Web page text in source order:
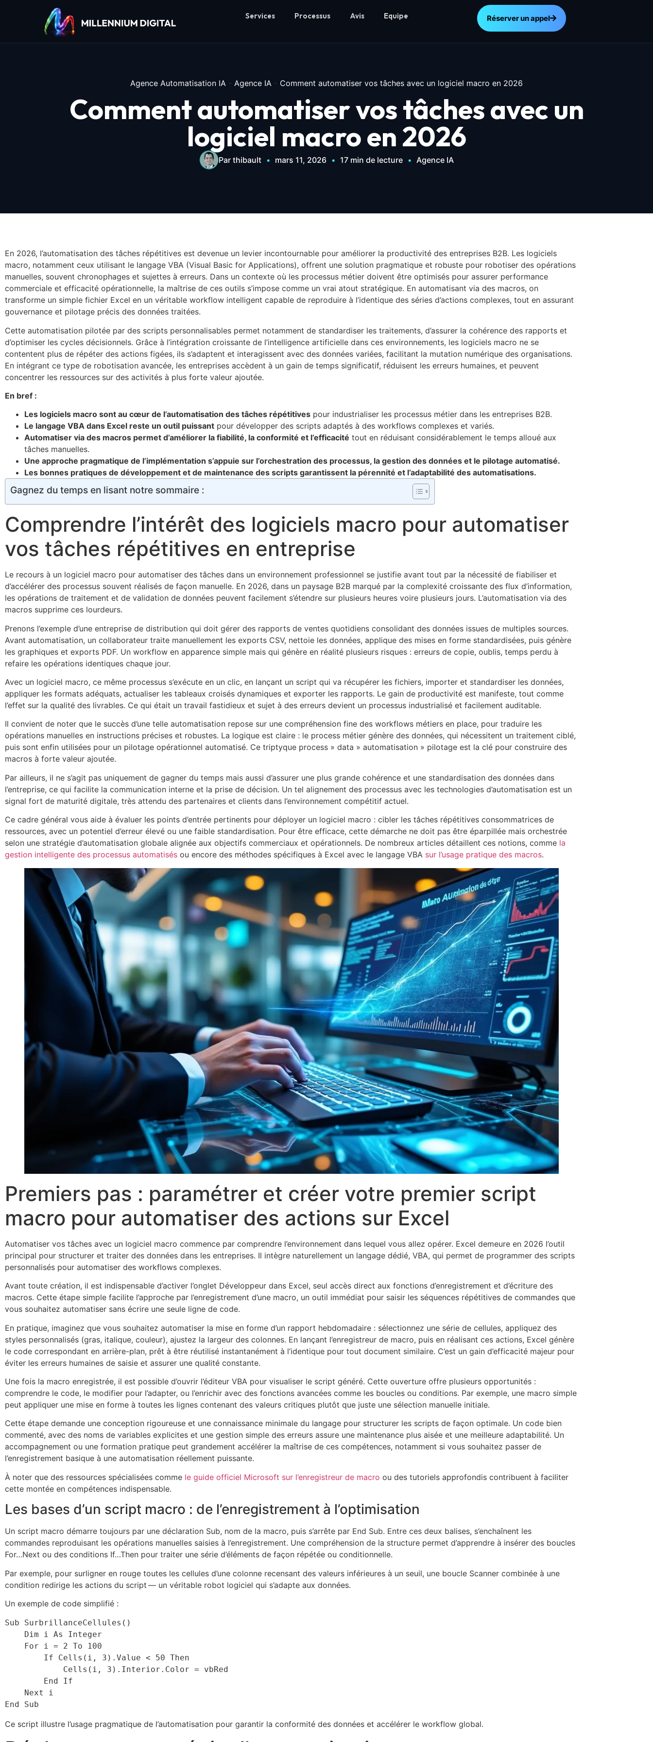
Services Processus Avis Equipe Réserver un appel
Agence Automatisation IA - Agence IA - Comment automatiser vos tâches avec un logiciel macro en 2026
Comment automatiser vos tâches avec un
logiciel macro en 2026
Par thibault • mars 11, 2026 • 17 min de lecture • Agence IA
En 2026, l’automatisation des tâches répétitives est devenue un levier incontournable pour améliorer la productivité des entreprises B2B. Les logiciels
macro, notamment ceux utilisant le langage VBA (Visual Basic for Applications), offrent une solution pragmatique et robuste pour robotiser des opérations
manuelles, souvent chronophages et sujettes à erreurs. Dans un contexte où les processus métier doivent être optimisés pour assurer performance
commerciale et efficacité opérationnelle, la maîtrise de ces outils s’impose comme un vrai atout stratégique. En automatisant via des macros, on
transforme un simple fichier Excel en un véritable workflow intelligent capable de reproduire à l’identique des séries d’actions complexes, tout en assurant
gouvernance et pilotage précis des données traitées.
Cette automatisation pilotée par des scripts personnalisables permet notamment de standardiser les traitements, d’assurer la cohérence des rapports et
d’optimiser les cycles décisionnels. Grâce à l’intégration croissante de l’intelligence artificielle dans ces environnements, les logiciels macro ne se
contentent plus de répéter des actions figées, ils s’adaptent et interagissent avec des données variées, facilitant la mutation numérique des organisations.
En intégrant ce type de robotisation avancée, les entreprises accèdent à un gain de temps significatif, réduisent les erreurs humaines, et peuvent
concentrer les ressources sur des activités à plus forte valeur ajoutée.
En bref :
Les logiciels macro sont au cœur de l’automatisation des tâches répétitives pour industrialiser les processus métier dans les entreprises B2B.
Le langage VBA dans Excel reste un outil puissant pour développer des scripts adaptés à des workflows complexes et variés.
Automatiser via des macros permet d’améliorer la fiabilité, la conformité et l’efficacité tout en réduisant considérablement le temps alloué aux
tâches manuelles.
Une approche pragmatique de l’implémentation s’appuie sur l’orchestration des processus, la gestion des données et le pilotage automatisé.
Les bonnes pratiques de développement et de maintenance des scripts garantissent la pérennité et l’adaptabilité des automatisations.
Gagnez du temps en lisant notre sommaire :
Comprendre l’intérêt des logiciels macro pour automatiser
vos tâches répétitives en entreprise
Le recours à un logiciel macro pour automatiser des tâches dans un environnement professionnel se justifie avant tout par la nécessité de fiabiliser et
d’accélérer des processus souvent réalisés de façon manuelle. En 2026, dans un paysage B2B marqué par la complexité croissante des flux d’information,
les opérations de traitement et de validation de données peuvent facilement s’étendre sur plusieurs heures voire plusieurs jours. L’automatisation via des
macros supprime ces lourdeurs.
Prenons l’exemple d’une entreprise de distribution qui doit gérer des rapports de ventes quotidiens consolidant des données issues de multiples sources.
Avant automatisation, un collaborateur traite manuellement les exports CSV, nettoie les données, applique des mises en forme standardisées, puis génère
les graphiques et exports PDF. Un workflow en apparence simple mais qui génère en réalité plusieurs risques : erreurs de copie, oublis, temps perdu à
refaire les opérations identiques chaque jour.
Avec un logiciel macro, ce même processus s’exécute en un clic, en lançant un script qui va récupérer les fichiers, importer et standardiser les données,
appliquer les formats adéquats, actualiser les tableaux croisés dynamiques et exporter les rapports. Le gain de productivité est manifeste, tout comme
l’effet sur la qualité des livrables. Ce qui était un travail fastidieux et sujet à des erreurs devient un processus industrialisé et facilement auditable.
Il convient de noter que le succès d’une telle automatisation repose sur une compréhension fine des workflows métiers en place, pour traduire les
opérations manuelles en instructions précises et robustes. La logique est claire : le process métier génère des données, qui nécessitent un traitement ciblé,
puis sont enfin utilisées pour un pilotage opérationnel automatisé. Ce triptyque process » data » automatisation » pilotage est la clé pour construire des
macros à forte valeur ajoutée.
Par ailleurs, il ne s’agit pas uniquement de gagner du temps mais aussi d’assurer une plus grande cohérence et une standardisation des données dans
l’entreprise, ce qui facilite la communication interne et la prise de décision. Un tel alignement des processus avec les technologies d’automatisation est un
signal fort de maturité digitale, très attendu des partenaires et clients dans l’environnement compétitif actuel.
Ce cadre général vous aide à évaluer les points d’entrée pertinents pour déployer un logiciel macro : cibler les tâches répétitives consommatrices de
ressources, avec un potentiel d’erreur élevé ou une faible standardisation. Pour être efficace, cette démarche ne doit pas être éparpillée mais orchestrée
selon une stratégie d’automatisation globale alignée aux objectifs commerciaux et opérationnels. De nombreux articles détaillent ces notions, comme la
gestion intelligente des processus automatisés ou encore des méthodes spécifiques à Excel avec le langage VBA sur l’usage pratique des macros.
Premiers pas : paramétrer et créer votre premier script
macro pour automatiser des actions sur Excel
Automatiser vos tâches avec un logiciel macro commence par comprendre l’environnement dans lequel vous allez opérer. Excel demeure en 2026 l’outil
principal pour structurer et traiter des données dans les entreprises. Il intègre naturellement un langage dédié, VBA, qui permet de programmer des scripts
personnalisés pour automatiser des workflows complexes.
Avant toute création, il est indispensable d’activer l’onglet Développeur dans Excel, seul accès direct aux fonctions d’enregistrement et d’écriture des
macros. Cette étape simple facilite l’approche par l’enregistrement d’une macro, un outil immédiat pour saisir les séquences répétitives de commandes que
vous souhaitez automatiser sans écrire une seule ligne de code.
En pratique, imaginez que vous souhaitez automatiser la mise en forme d’un rapport hebdomadaire : sélectionnez une série de cellules, appliquez des
styles personnalisés (gras, italique, couleur), ajustez la largeur des colonnes. En lançant l’enregistreur de macro, puis en réalisant ces actions, Excel génère
le code correspondant en arrière-plan, prêt à être réutilisé instantanément à l’identique pour tout document similaire. C’est un gain d’efficacité majeur pour
éviter les erreurs humaines de saisie et assurer une qualité constante.
Une fois la macro enregistrée, il est possible d’ouvrir l’éditeur VBA pour visualiser le script généré. Cette ouverture offre plusieurs opportunités :
comprendre le code, le modifier pour l’adapter, ou l’enrichir avec des fonctions avancées comme les boucles ou conditions. Par exemple, une macro simple
peut appliquer une mise en forme à toutes les lignes contenant des valeurs critiques plutôt que juste une sélection manuelle initiale.
Cette étape demande une conception rigoureuse et une connaissance minimale du langage pour structurer les scripts de façon optimale. Un code bien
commenté, avec des noms de variables explicites et une gestion simple des erreurs assure une maintenance plus aisée et une meilleure adaptabilité. Un
accompagnement ou une formation pratique peut grandement accélérer la maîtrise de ces compétences, notamment si vous souhaitez passer de
l’enregistrement basique à une automatisation réellement puissante.
À noter que des ressources spécialisées comme le guide officiel Microsoft sur l’enregistreur de macro ou des tutoriels approfondis contribuent à faciliter
cette montée en compétences indispensable.
Les bases d’un script macro : de l’enregistrement à l’optimisation
Un script macro démarre toujours par une déclaration Sub, nom de la macro, puis s’arrête par End Sub. Entre ces deux balises, s’enchaînent les
commandes reproduisant les opérations manuelles saisies à l’enregistrement. Une compréhension de la structure permet d’apprendre à insérer des boucles
For…Next ou des conditions If…Then pour traiter une série d’éléments de façon répétée ou conditionnelle.
Par exemple, pour surligner en rouge toutes les cellules d’une colonne recensant des valeurs inférieures à un seuil, une boucle Scanner combinée à une
condition redirige les actions du script — un véritable robot logiciel qui s’adapte aux données.
Un exemple de code simplifié :
Sub SurbrillanceCellules()
Ce script illustre l’usage pragmatique de l’automatisation pour garantir la conformité des données et accélérer le workflow global.